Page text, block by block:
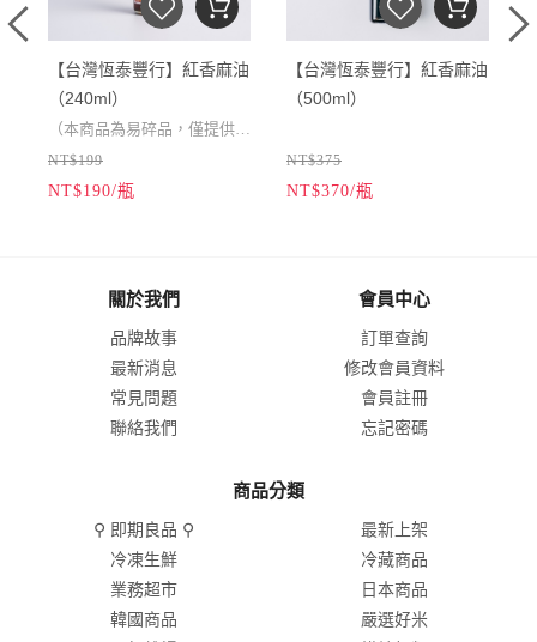
【台灣恆泰豐行】紅香麻油
（240ml）
（本商品為易碎品，僅提供宅
配出貨，無法選擇超商取
貨。）
NT$199
NT$190/瓶
【台灣恆泰豐行】紅香麻油
（500ml）
（本商品為易碎品，僅提供宅
配出貨，無法選擇超商取
NT$375
NT$370/瓶
關於我們
品牌故事
最新消息
常見問題
聯絡我們
會員中心
訂單查詢
修改會員資料
會員註冊
忘記密碼
商品分類
⚲ 即期良品 ⚲
最新上架
冷凍生鮮
冷藏商品
業務超市
日本商品
韓國商品
嚴選好米